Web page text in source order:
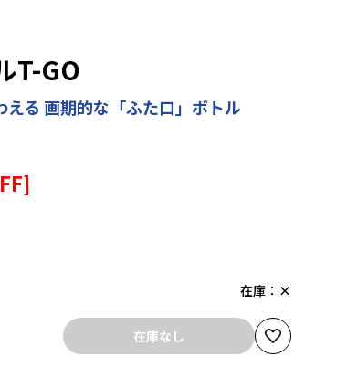
T-GO
る 画期的な「ふた口」ボトル
在庫： ×
在庫なし